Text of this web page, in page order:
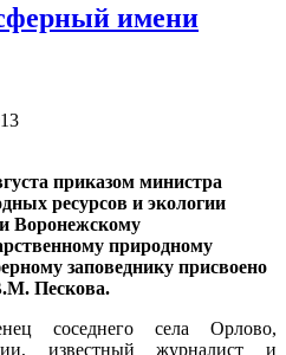
имени
приказом министра
ресурсов и экологии
Воронежскому
природному
заповеднику присвоено
Пескова.
соседнего села Орлово,
известный журналист и